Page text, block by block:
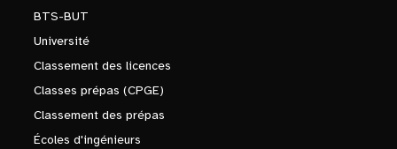
BTS-BUT
Université
Classement des licences
Classes prépas (CPGE)
Classement des prépas
Écoles d'ingénieurs